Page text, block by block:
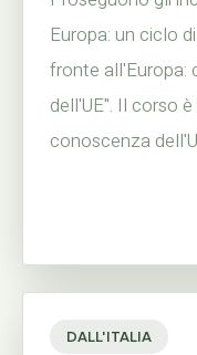
Europa: un ciclo
fronte all'Europa:
dell'UE". Il corso
conoscenza
DALL'ITALIA